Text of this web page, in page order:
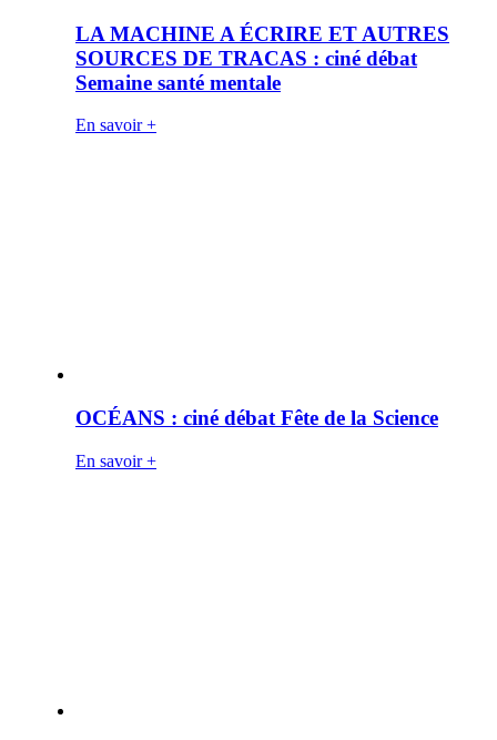
LA MACHINE A ÉCRIRE ET AUTRES
SOURCES DE TRACAS : ciné débat
Semaine santé mentale
En savoir +
OCÉANS : ciné débat Fête de la Science
En savoir +